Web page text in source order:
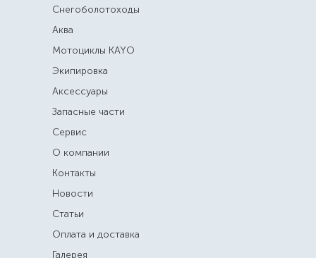
Снегоболотоходы
Аква
Мотоциклы KAYO
Экипировка
Аксессуары
Запасные части
Сервис
О компании
Контакты
Новости
Статьи
Оплата и доставка
Галерея